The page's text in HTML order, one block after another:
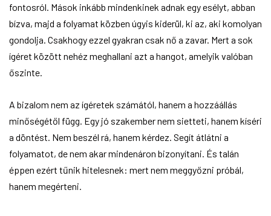
fontosról. Mások inkább mindenkinek adnak egy esélyt, abban
bízva, majd a folyamat közben úgyis kiderül, ki az, aki komolyan
gondolja. Csakhogy ezzel gyakran csak nő a zavar. Mert a sok
ígéret között nehéz meghallani azt a hangot, amelyik valóban
őszinte.
A bizalom nem az ígéretek számától, hanem a hozzáállás
minőségétől függ. Egy jó szakember nem sietteti, hanem kíséri
a döntést. Nem beszél rá, hanem kérdez. Segít átlátni a
folyamatot, de nem akar mindenáron bizonyítani. És talán
éppen ezért tűnik hitelesnek: mert nem meggyőzni próbál,
hanem megérteni.